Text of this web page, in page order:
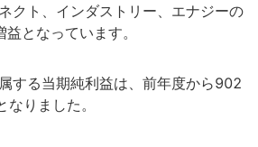
クト、インダストリー、エナジーの
となっています。
する当期純利益は、前年度から902
りました。